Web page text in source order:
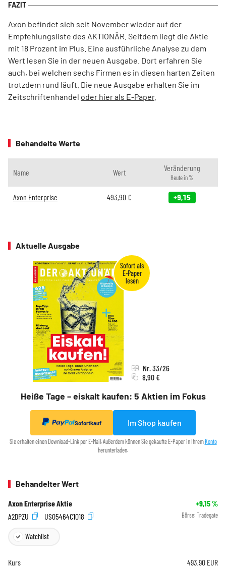
Axon befindet sich seit November wieder auf der
Empfehlungsliste des AKTIONÄR. Seitdem liegt die Aktie
mit 18 Prozent im Plus. Eine ausführliche Analyse zu dem
Wert lesen Sie in der neuen Ausgabe. Dort erfahren Sie
auch, bei welchen sechs Firmen es in diesen harten Zeiten
trotzdem rund läuft. Die neue Ausgabe erhalten Sie im
Zeitschriftenhandel oder hier als E-Paper.
Behandelte Werte
Name Wert Veränderung
Heute in %
Axon Enterprise 493,90€ +9,15
Aktuelle Ausgabe
Heiße Tage – eiskalt kaufen: 5 Aktien im Fokus
Nr. 33/26
8,90 €
Sofortkauf Im Shop kaufen
Sie erhalten einen Download-Link per E-Mail. Außerdem können Sie gekaufte E-Paper in Ihrem Konto
herunterladen.
Behandelter Wert
Axon Enterprise Aktie +9,15%
A2DPZU
US05464C1018 Börse: Tradegate
Watchlist
Kurs 493,90 EUR